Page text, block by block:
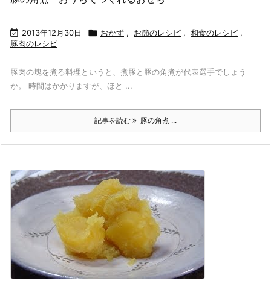
 2013年12月30日  おかず , お節のレシピ , 和食のレシピ ,
豚肉のレシピ
豚肉の塊を煮る料理というと、煮豚と豚の角煮が代表選手でしょう
か。 時間はかかりますが、ほと ...
記事を読む 豚の角煮 ...